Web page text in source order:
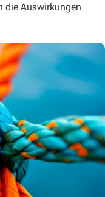
die Auswirkungen